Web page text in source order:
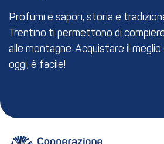
Profumi e sapori, storia e
Trentino ti permettono di compiere
alle montagne. Acquistare il
oggi, è facile!